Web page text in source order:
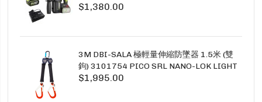
$1,380.00
3M DBI-SALA 極輕量伸縮防墜器 1.5米 (雙
鉤) 3101754 PICO SRL NANO-LOK LIGHT
1.5M TWINS
$1,995.00